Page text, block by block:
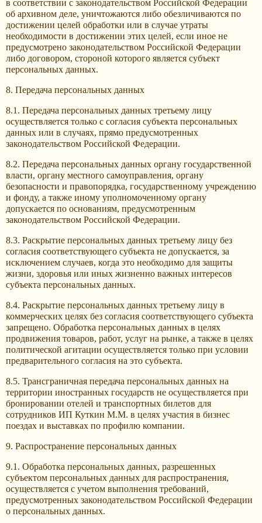
в соответствии с законодательством Российской Федерации
об архивном деле, уничтожаются либо обезличиваются по
достижении целей обработки или в случае утраты
необходимости в достижении этих целей, если иное не
предусмотрено законодательством Российской Федерации
либо договором, стороной которого является субъект
персональных данных.
8. Передача персональных данных
8.1. Передача персональных данных третьему лицу
осуществляется только с согласия субъекта персональных
данных или в случаях, прямо предусмотренных
законодательством Российской Федерации.
8.2. Передача персональных данных органу государственной
власти, органу местного самоуправления, органу
безопасности и правопорядка, государственному учреждению
и фонду, а также иному уполномоченному органу
допускается по основаниям, предусмотренным
законодательством Российской Федерации.
8.3. Раскрытие персональных данных третьему лицу без
согласия соответствующего субъекта не допускается, за
исключением случаев, когда это необходимо для защиты
жизни, здоровья или иных жизненно важных интересов
субъекта персональных данных.
8.4. Раскрытие персональных данных третьему лицу в
коммерческих целях без согласия соответствующего субъекта
запрещено. Обработка персональных данных в целях
продвижения товаров, работ, услуг на рынке, а также в целях
политической агитации осуществляется только при условии
предварительного согласия на это субъекта.
8.5. Трансграничная передача персональных данных на
территории иностранных государств не осуществляется при
бронировании отелей и транспортных билетов для
сотрудников ИП Куткин М.М. в целях участия в бизнес
поездах и выставках по профилю компании.
9. Распространение персональных данных
9.1. Обработка персональных данных, разрешенных
субъектом персональных данных для распространения,
осуществляется с учетом выполнения требований,
предусмотренных законодательством Российской Федерации
о персональных данных.